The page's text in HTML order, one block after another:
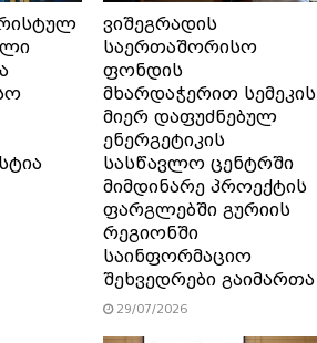
ვიშეგრადის
საერთაშორისო
ფონდის
მხარდაჭერით სემეკის
მიერ დაფუძნებულ
ენერგეტიკის
სასწავლო ცენტრში
მიმდინარე პროექტის
ფარგლებში გურიის
რეგიონში
საინფორმაციო
შეხვედრები გაიმართა
29/07/2026